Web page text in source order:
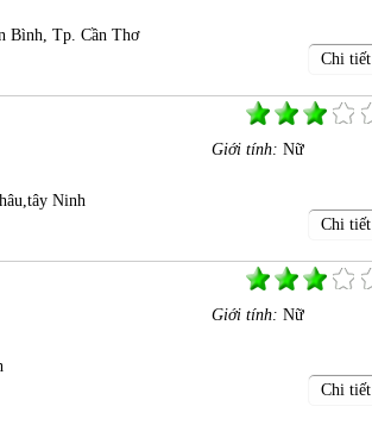
Bình, Tp. Cần Thơ
Chi tiết
Ninh
Giới tính: Nữ
Chi tiết
Giới tính: Nữ
Chi tiết